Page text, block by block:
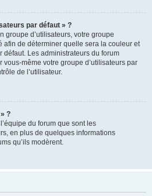
par défaut » ?
groupe d’utilisateurs, votre groupe
afin de déterminer quelle sera la couleur et
défaut. Les administrateurs du forum
même votre groupe d’utilisateurs par
de l’utilisateur.
?
du forum que sont les
en plus de quelques informations
qu’ils modèrent.